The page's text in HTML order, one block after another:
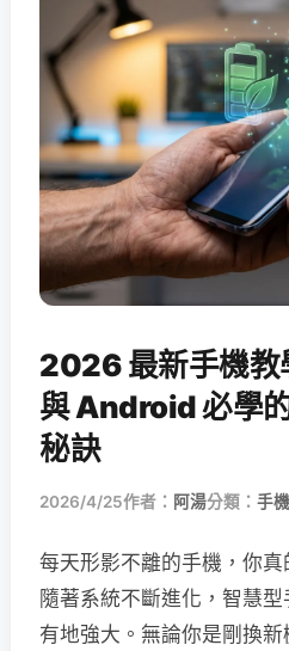
2026 最新手機
與 Android 必學
秘訣
2026/4/25作者： 阿湯分類： 手
每天形影不離的手機，你
隨著系統不斷進化，智慧
有地強大。無論你是剛換